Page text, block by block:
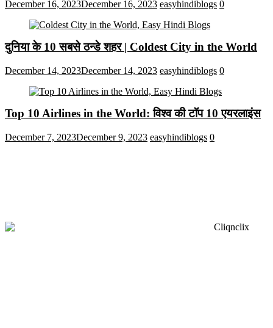
December 16, 2023December 16, 2023 easyhindiblogs 0
दुनिया के 10 सबसे ठन्डे शहर | Coldest City in the World
December 14, 2023December 14, 2023 easyhindiblogs 0
Top 10 Airlines in the World: विश्व की टॉप 10 एयरलाइंस
December 7, 2023December 9, 2023 easyhindiblogs 0